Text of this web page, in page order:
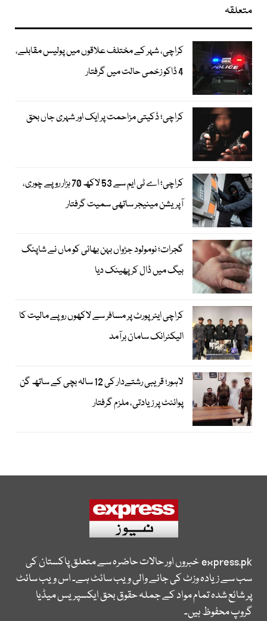
متعلقہ
کراچی، شہر کے مختلف علاقوں میں پولیس مقابلے،
4 ڈاکو زخمی حالت میں گرفتار
کراچی؛ ڈکیتی مزاحمت پر ایک اور شہری جاں بحق
کراچی؛ اے ٹی ایم سے 53 لاکھ 70 ہزار روپے چوری،
آپریشن مینیجر ساتھی سمیت گرفتار
گجرات؛ نومولود جڑواں بہن بھائی کو ماں نے شاپنگ
بیگ میں ڈال کر پھینک دیا
کراچی ایئرپورٹ پر مسافر سے لاکھوں روپے مالیت کا
الیکٹرانک سامان برآمد
لاہور؛ قریبی رشتےدار کی 12 سالہ بچی کے ساتھ گن
پوائنٹ پر زیادتی، ملزم گرفتار
express.pkخبروں اور حالات حاضرہ سے متعلق پاکستان کی
سب سے زیادہ وزٹ کی جانے والی ویب سائٹ ہے۔ اس ویب سائٹ
پر شائع شدہ تمام مواد کے جملہ حقوق بحق ایکسپریس میڈیا
گروپ محفوظ ہیں۔